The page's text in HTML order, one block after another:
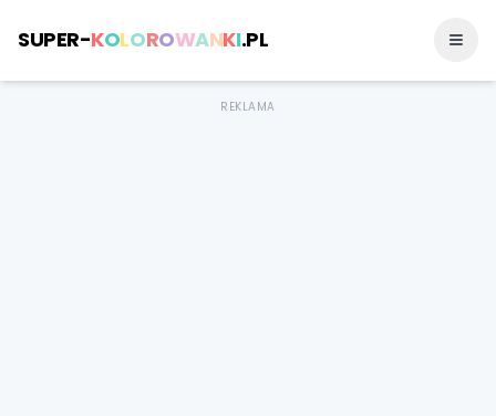
SUPER-KOLOROWANKI.PL
REKLAMA